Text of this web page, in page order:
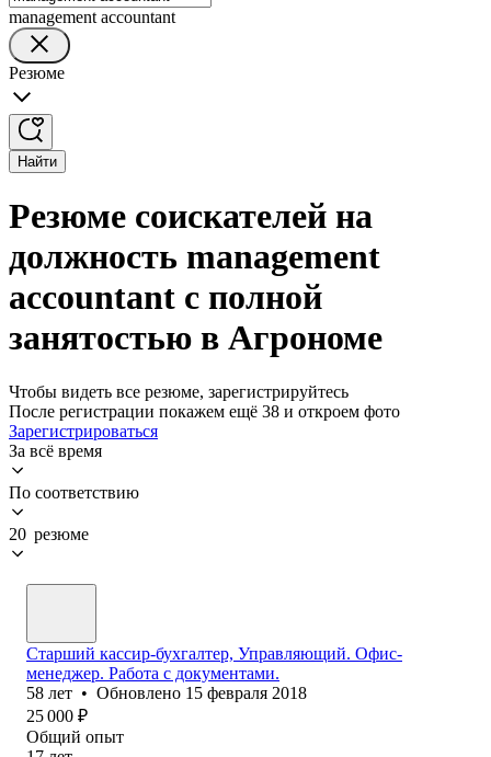
management accountant
Резюме
Найти
Резюме соискателей на
должность management
accountant с полной
занятостью в Агрономе
Чтобы видеть все резюме, зарегистрируйтесь
После регистрации покажем ещё 38 и откроем фото
Зарегистрироваться
За всё время
По соответствию
20 резюме
Старший кассир-бухгалтер, Управляющий. Офис-
менеджер. Работа с документами.
58 лет • Обновлено 15 февраля 2018
25 000 ₽
Общий опыт